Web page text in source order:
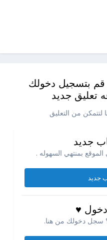
بتسجيل دخولك
تعليق جديد
من التعليق
جديد
بمنتهي السهوله .
جديد
♥
سجل دخولك من هنا.